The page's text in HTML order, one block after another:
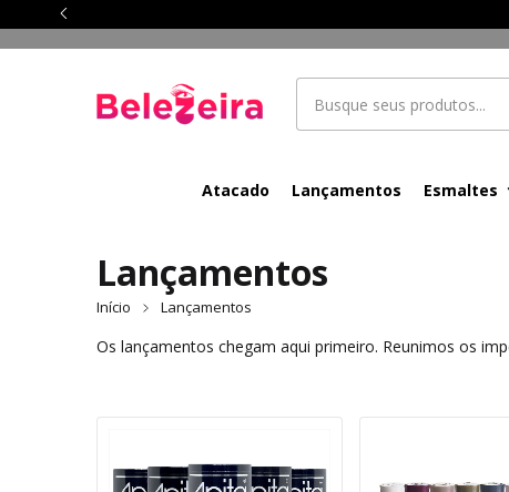
Atacado Lançamentos Esmaltes
Lançamentos
Início Lançamentos
Os lançamentos chegam aqui primeiro. Reunimos os